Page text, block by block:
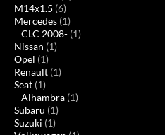
M14x1.5 (6)
Mercedes (1)
CLC 2008- (1)
Nissan (1)
Opel (1)
Renault (1)
Seat (1)
Alhambra (1)
Subaru (1)
Suzuki (1)